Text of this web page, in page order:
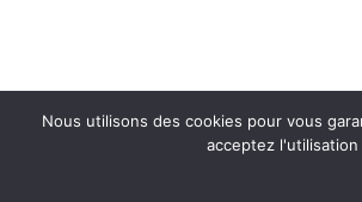
Nous utilisons des cookies pour vous
acceptez